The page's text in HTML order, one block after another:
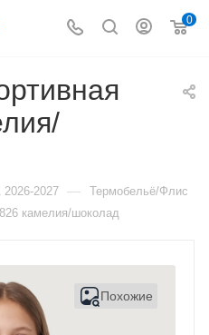
0
2027 — Термобельё/Флис
камелия/шоколад
Похожие